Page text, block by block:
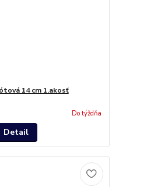
14 cm 1.akosť
Do týždňa
Detail